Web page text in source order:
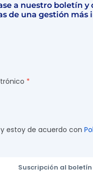
a nuestro boletín y
de una gestión más
estoy de acuerdo con
Suscripción al boletín